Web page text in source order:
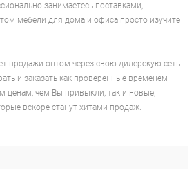
занимаетесь поставками,
мебели для дома и офиса просто изучите
продажи оптом через свою дилерскую сеть.
и заказать как проверенные временем
ценам, чем Вы привыкли, так и новые,
вскоре станут хитами продаж.